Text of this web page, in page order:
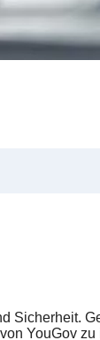
Sicherheit.
YouGov